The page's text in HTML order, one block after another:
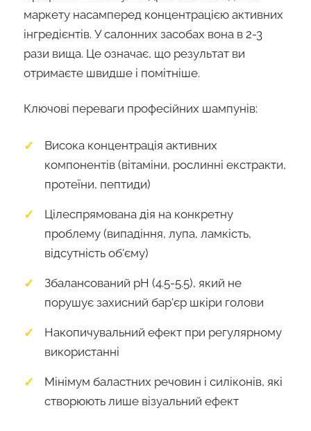
маркету насамперед концентрацією активних
інгредієнтів. У салонних засобах вона в 2-3
рази вища. Це означає, що результат ви
отримаєте швидше і помітніше.
Ключові переваги професійних шампунів:
Висока концентрація активних
компонентів (вітаміни, рослинні екстракти,
протеїни, пептиди)
Цілеспрямована дія на конкретну
проблему (випадіння, лупа, ламкість,
відсутність об'єму)
Збалансований pH (4.5-5.5), який не
порушує захисний бар'єр шкіри голови
Накопичувальний ефект при регулярному
використанні
Мінімум баластних речовин і силіконів, які
створюють лише візуальний ефект